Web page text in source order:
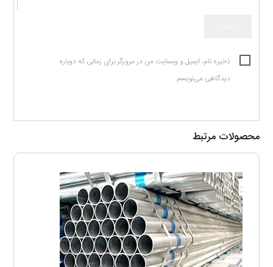
ذخیره نام، ایمیل و وبسایت من در مرورگر برای زمانی که دوباره
دیدگاهی می‌نویسم.
محصولات مرتبط